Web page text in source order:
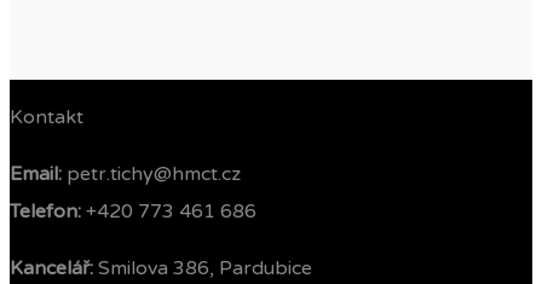
Kontakt
Email: petr.tichy@hmct.cz
Telefon: ‭ +420 773 461 686‬
Kancelář: Smilova 386, Pardubice